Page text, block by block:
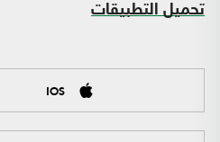
تحميل التطبيقات
IOS